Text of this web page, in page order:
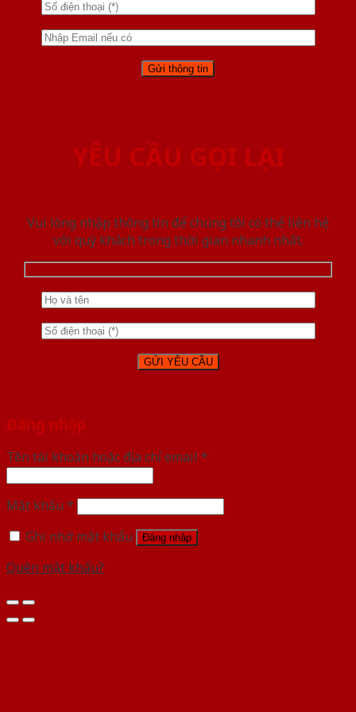
YÊU CẦU GỌI LẠI
Vui lòng nhập thông tin để chúng tôi có thể liên hệ
với quý khách trong thời gian nhanh nhất.
Đăng nhập
Tên tài khoản hoặc địa chỉ email *
Mật khẩu *
Ghi nhớ mật khẩu
Đăng nhập
Quên mật khẩu?